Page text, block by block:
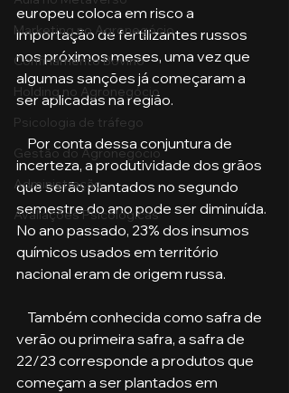
Marketing no Agronegócio
Confinamento Bovino
Holding no Agronegócio
Psicologia de tráfego
Gestão do Agronegócio
Administração
Avaliações Psicológicas
europeu coloca em risco a
importação de fertilizantes russos
nos próximos meses, uma vez que
algumas sanções já começaram a
ser aplicadas na região.
incerteza, a produtividade dos grãos
que serão plantados no segundo
semestre do ano pode ser diminuída.
No ano passado, 23% dos insumos
químicos usados em território
nacional eram de origem russa.
verão ou primeira safra, a safra de
22/23 corresponde a produtos que
começam a ser plantados em